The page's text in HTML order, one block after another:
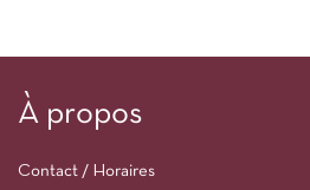
À propos
Contact / Horaires